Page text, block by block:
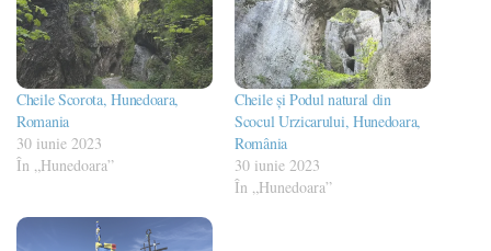
Cheile Scorota, Hunedoara,
Romania
30 iunie 2023
În „Hunedoara”
Cheile și Podul natural din
Scocul Urzicarului, Hunedoara,
România
30 iunie 2023
În „Hunedoara”